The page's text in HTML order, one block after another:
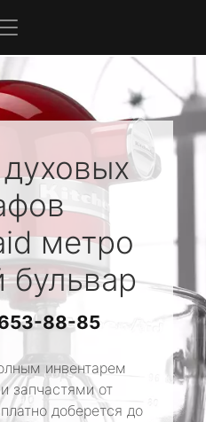
метро
бульвар
88-85
инвентарем
запчастями от
доберется до